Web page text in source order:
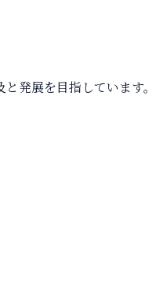
発展を目指しています。